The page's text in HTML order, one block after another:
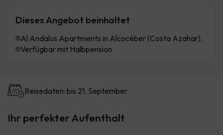
Dieses Angebot beinhaltet
Al Andalus Apartments in Alcocéber (Costa Azahar).
Verfügbar mit Halbpension
Reisedaten: bis 21. September.
Ihr perfekter Aufenthalt